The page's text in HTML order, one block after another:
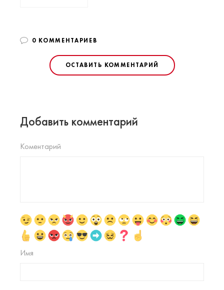
0 КОММЕНТАРИЕВ
ОСТАВИТЬ КОММЕНТАРИЙ
Добавить комментарий
Коментарий
Имя